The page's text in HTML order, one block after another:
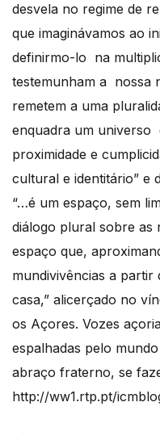
desvela no regime de
que imaginávamos ao
definirmo-lo na
testemunham a nossa
remetem a uma
enquadra um
proximidade e
cultural e identitário” e
“…é um espaço, sem
diálogo plural sobre as
espaço que,
mundivivências a partir
casa,” alicerçado no
os Açores. Vozes
espalhadas pelo
abraço fraterno, se
http://ww1.rtp.pt/